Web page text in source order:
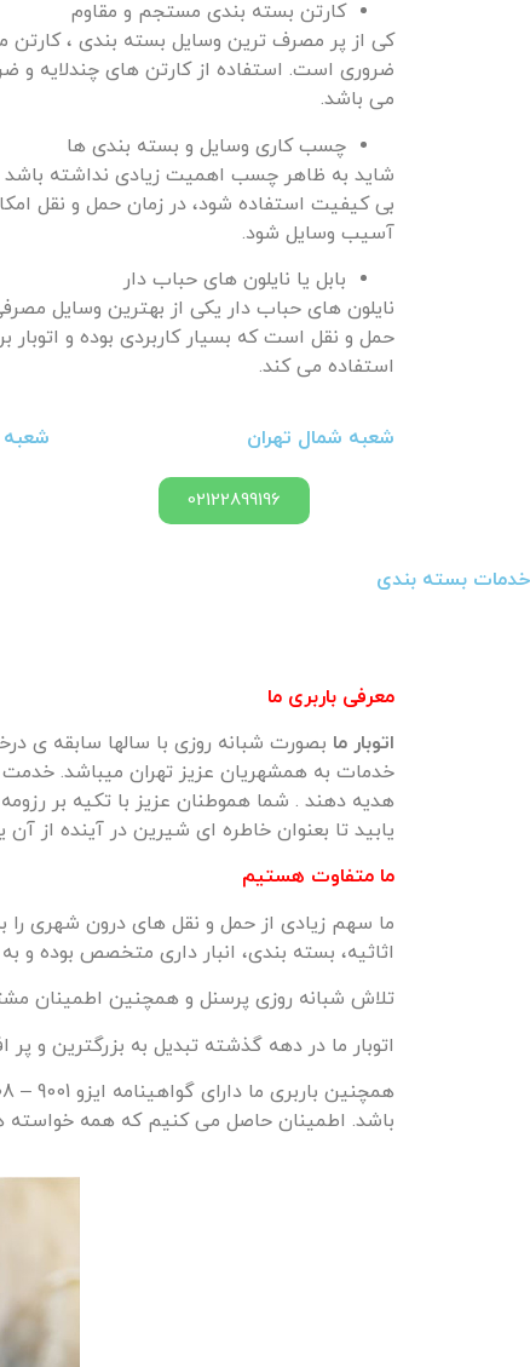
کارتن بسته بندی مستجم و مقاوم
کی از پر مصرف ترین وسایل بسته بندی ، کارتن
ضروری است. استفاده از کارتن های چندلایه و
می باشد.
چسب کاری وسایل و بسته بندی ها
شاید به ظاهر چسب اهمیت زیادی نداشته
بی کیفیت استفاده شود، در زمان حمل و نقل
آسیب وسایل شود.
بابل یا نایلون های حباب دار
نایلون های حباب دار یکی از بهترین وسایل
حمل و نقل است که بسیار کاربردی بوده و اتوبار
استفاده می کند.
شعبه شمال تهران
02122899196
شعبه
خدمات بسته بندی
معرفی باربری ما
اتوبار ما بصورت شبانه روزی با سالها سابقه ی
خدمات به همشهریان عزیز تهران میباشد. خدمت
هدیه دهند . شما هموطنان عزیز با تکیه بر
یابید تا بعنوان خاطره ای شیرین در آینده از آن
ما متفاوت هستیم
ما سهم زیادی از حمل و نقل های درون شهری
اثاثیه، بسته بندی، انبار داری متخصص بوده و
تلاش شبانه روزی پرسنل و همچنین اطمینان
اتوبار ما در دهه گذشته تبدیل به بزرگترین و
باشد. اطمینان حاصل می کنیم که همه خواسته